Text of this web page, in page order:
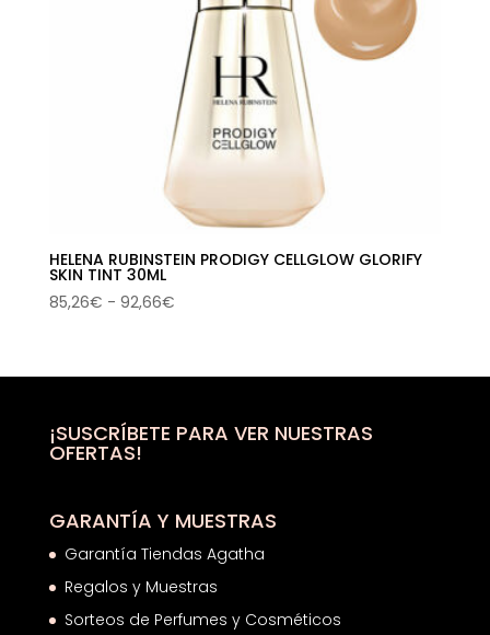
HELENA RUBINSTEIN PRODIGY CELLGLOW GLORIFY
SKIN TINT 30ML
85,26€ - 92,66€Rango
desde
hasta
¡SUSCRÍBETE PARA VER NUESTRAS
OFERTAS!
GARANTÍA Y MUESTRAS
Garantía Tiendas Agatha
Regalos y Muestras
Sorteos de Perfumes y Cosméticos